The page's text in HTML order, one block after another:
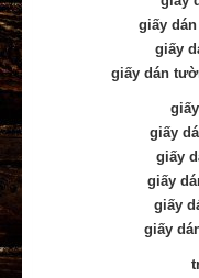
giấy
giấy
giấy dán
giấy
giấy
giấy
giấy
giấy